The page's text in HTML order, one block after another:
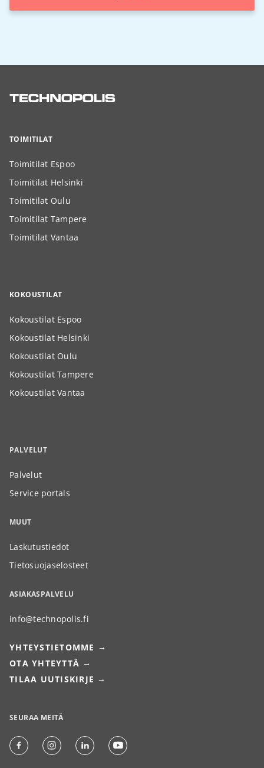
TOIMITILAT
Toimitilat Espoo
Toimitilat Helsinki
Toimitilat Oulu
Toimitilat Tampere
Toimitilat Vantaa
KOKOUSTILAT
Kokoustilat Espoo
Kokoustilat Helsinki
Kokoustilat Oulu
Kokoustilat Tampere
Kokoustilat Vantaa
PALVELUT
Palvelut
Service portals
MUUT
Laskutustiedot
Tietosuojaselosteet
ASIAKASPALVELU
info@technopolis.fi
YHTEYSTIETOMME
OTA YHTEYTTÄ
TILAA UUTISKIRJE
SEURAA MEITÄ